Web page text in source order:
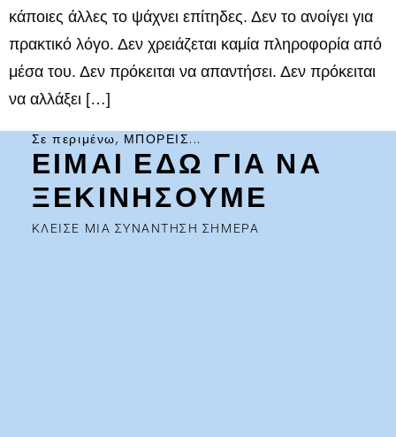
κάποιες άλλες το ψάχνει επίτηδες. Δεν το ανοίγει για
πρακτικό λόγο. Δεν χρειάζεται καμία πληροφορία από
μέσα του. Δεν πρόκειται να απαντήσει. Δεν πρόκειται
να αλλάξει […]
Σε περιμένω, ΜΠΟΡΕΙΣ...
ΕΙΜΑΙ ΕΔΩ ΓΙΑ ΝΑ
ΞΕΚΙΝΗΣΟΥΜΕ
ΚΛΕΙΣΕ ΜΙΑ ΣΥΝΑΝΤΗΣΗ ΣΗΜΕΡΑ